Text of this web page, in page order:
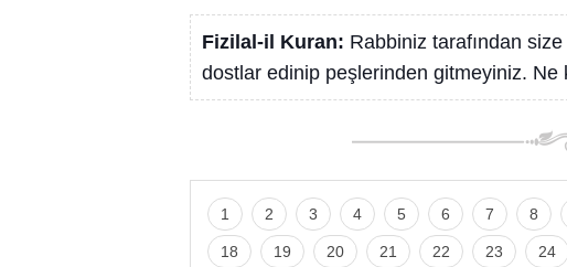
Fizilal-il Kuran: Rabbiniz tarafından
dostlar edinip peşlerinden gitmeyiniz. Ne
1 2 3 4 5 6 7 8
18 19 20 21 22 23 24